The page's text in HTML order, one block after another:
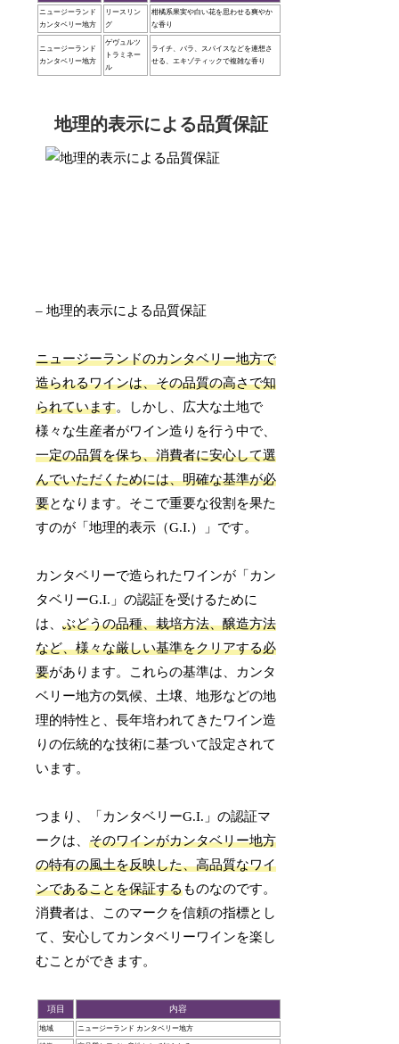
ニュージーランド
カンタベリー地方
リースリン
グ
柑橘系果実や白い花を思わせる爽やか
な香り
ニュージーランド
カンタベリー地方
ゲヴュルツ
トラミネー
ル
ライチ、バラ、スパイスなどを連想さ
せる、エキゾティックで複雑な香り
地理的表示による品質保証
– 地理的表示による品質保証
ニュージーランドのカンタベリー地方で
造られるワインは、その品質の高さで知
られています。しかし、広大な土地で
様々な生産者がワイン造りを行う中で、
一定の品質を保ち、消費者に安心して選
んでいただくためには、明確な基準が必
要となります。そこで重要な役割を果た
すのが「地理的表示（G.I.）」です。
カンタベリーで造られたワインが「カン
タベリーG.I.」の認証を受けるために
は、ぶどうの品種、栽培方法、醸造方法
など、様々な厳しい基準をクリアする必
要があります。これらの基準は、カンタ
ベリー地方の気候、土壌、地形などの地
理的特性と、長年培われてきたワイン造
りの伝統的な技術に基づいて設定されて
います。
つまり、「カンタベリーG.I.」の認証マ
ークは、そのワインがカンタベリー地方
の特有の風土を反映した、高品質なワイ
ンであることを保証するものなのです。
消費者は、このマークを信頼の指標とし
て、安心してカンタベリーワインを楽し
むことができます。
項目 内容
地域 ニュージーランド カンタベリー地方